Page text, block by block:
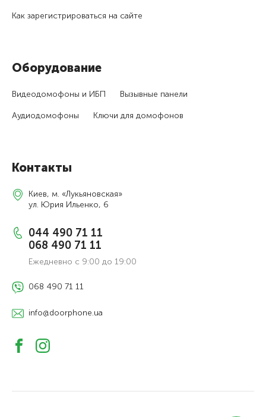
Как зарегистри­роваться на сайте
Оборудование
Видеодомофоны и ИБП Вызывные панели
Аудиодомофоны Ключи для домофонов
Контакты
Киев, м. «Лукьяновская»
ул. Юрия Ильенко, 6
044 490 71 11
068 490 71 11
Ежедневно с 9:00 до 19:00
068 490 71 11
info@doorphone.ua